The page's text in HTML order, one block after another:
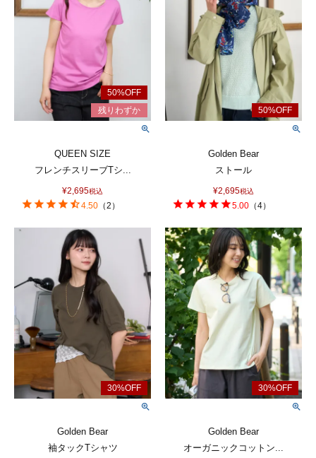
QUEEN SIZE
フレンチスリーブTシ...
¥2,695税込
4.50 （2 ）
Golden Bear
ストール
¥2,695税込
5.00 （4）
Golden Bear
袖タックTシャツ
Golden Bear
オーガニックコットン...